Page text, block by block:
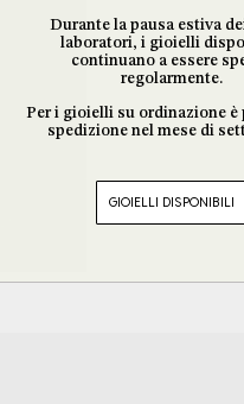
Durante la pausa estiva
laboratori, i gioielli
continuano a essere
regolarmente.
Per i gioielli su ordinazione è
spedizione nel mese di
GIOIELLI DISPONIBILI